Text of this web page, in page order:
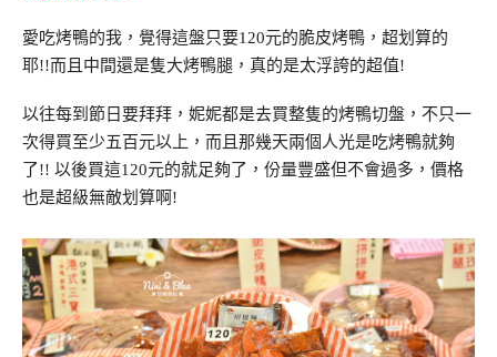
愛吃烤鴨的我，覺得這盤只要120元的脆皮烤鴨，超划算的
耶!!而且中間還是隻大烤鴨腿，真的是太浮誇的超值!
以往每到節日要拜拜，妮妮都是去買整隻的烤鴨切盤，不只一
次得買至少五百元以上，而且那幾天兩個人光是吃烤鴨就夠
了!! 以後買這120元的就足夠了，份量豐盛但不會過多，價格
也是超級無敵划算啊!